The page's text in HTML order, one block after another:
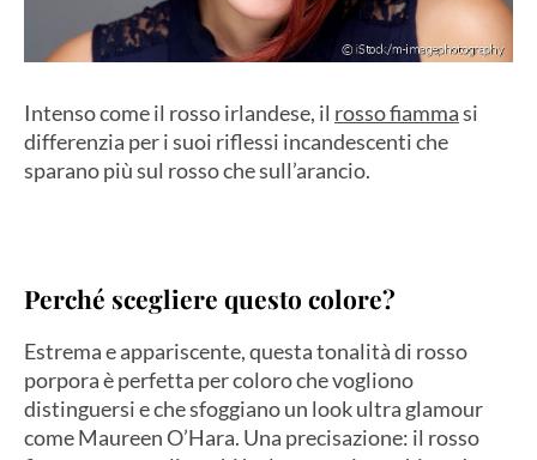
Intenso come il rosso irlandese, il rosso fiammasi
differenzia per i suoi riflessi incandescenti che
sparano più sul rosso che sull’arancio.
Perché scegliere questo colore?
Estrema e appariscente, questa tonalità di rosso
porpora è perfetta per coloro che vogliono
distinguersi e che sfoggiano un look ultra glamour
come Maureen O’Hara. Una precisazione: il rosso